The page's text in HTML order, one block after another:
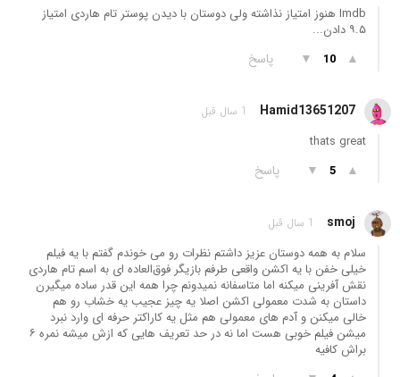
Imdb هنوز امتیاز نذاشته ولی دوستان با دیدن پوستر تام هاردی امتیاز
۹.۵ دادن...
▲
10
▼ پاسخ
Hamid13651207 1 سال قبل
thats great
▲
5
▼ پاسخ
smoj 1 سال قبل
سلام به همه دوستان عزیز داشتم نظرات رو می خوندم گفتم با یه فیلم
خیلی خفن با یه اکشن واقعی طرفم بازیگر فوق‌العاده ای به اسم تام هاردی
نقش آفرینی میکنه اما متاسفانه نمیدونم چرا همه این قدر ساده میگیرن
داستان به شدت معمولی اکشن اصلا یه چیز عجیب یه خشاب رو هم
خالی میکنن و آدم های معمولی هم مثل یه کاراکتر حرفه ای وارد نبرد
میشن فیلم خوبی هست اما نه در حد تعریف هایی که ازش میشه نمره ۶
براش کافیه